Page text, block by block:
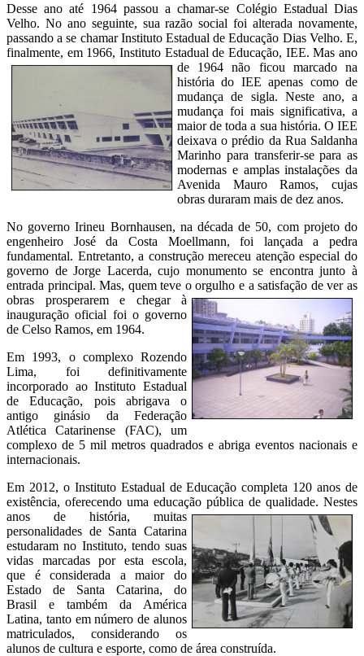
Desse ano até 1964 passou a chamar-se Colégio Estadual Dias
Velho. No ano seguinte, sua razão social foi alterada novamente,
passando a se chamar Instituto Estadual de Educação Dias Velho. E,
finalmente, em 1966, Instituto Estadual de Educação, IEE.Mas ano
de 1964 não ficou marcado na
história do IEE apenas como de
mudança de sigla. Neste ano, a
mudança foi mais significativa, a
maior de toda a sua história. O IEE
deixava o prédio da Rua Saldanha
Marinho para transferir-se para as
modernas e amplas instalações da
Avenida Mauro Ramos, cujas
obras duraram mais de dez anos.
No governo Irineu Bornhausen, na década de 50, com projeto do
engenheiro José da Costa Moellmann, foi lançada a pedra
fundamental. Entretanto, a construção mereceu atenção especial do
governo de Jorge Lacerda, cujo monumento se encontra junto à
entrada principal. Mas, quem teve o orgulho e asatisfação de ver as
obras prosperarem e chegar à
inauguração oficial foi o governo
de Celso Ramos, em 1964.
Em 1993, o complexo Rozendo
Lima, foi definitivamente
incorporado ao Instituto Estadual
de Educação, pois abrigava o
antigo ginásio da Federação
Atlética Catarinense (FAC), um
complexo de 5 mil metros quadrados e abriga eventos nacionais e
internacionais.
Em 2012, o Instituto Estadual de Educação completa 120 anos de
existência, oferecendo uma educação pública de qualidade. Nestes
anos de história, muitas
personalidades de Santa Catarina
estudaram no Instituto, tendo suas
vidas marcadas por esta escola,
que é considerada a maior do
Estado de Santa Catarina, do
Brasil e também da América
Latina, tanto em número de alunos
matriculados, considerando os
alunos de cultura e esporte, como de área construída.